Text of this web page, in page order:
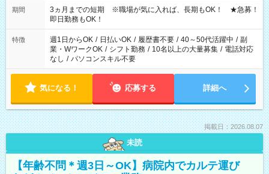
期間
3ヵ月までの短期 ※職場が気に入れば、長期もOK！ ★急募！
即日勤務もOK！
特徴 週1日からOK / 日払いOK / 履歴書不要 / 40～50代活躍中 / 副
業・WワークOK / シフト勤務 / 10名以上の大量募集 / 電話対応
なし / パソコンスキル不要
気になる！ 応募する 詳細へ
掲載日：2026.08.07
未読
【年齢不問＊週3日～OK】病院内でカルテ運び